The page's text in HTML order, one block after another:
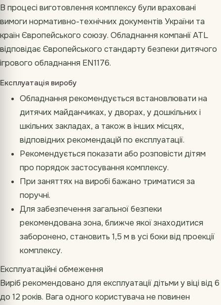
В процесі виготовлення комплексу були враховані
вимоги нормативно-технічних документів України та
країн Європейського союзу. Обладнання компанії ATL
відповідає Європейського стандарту безпеки дитячого
ігрового обладнання EN1176.
Експлуатація виробу
Обладнання рекомендується встановлювати на
дитячих майданчиках, у дворах, у дошкільних і
шкільних закладах, а також в інших місцях,
відповідних рекомендацій по експлуатації.
Рекомендується показати або розповісти дітям
про порядок застосування комплексу.
При заняттях на виробі бажано триматися за
поручні.
Для забезпечення загальної безпеки
рекомендована зона, ближче якої знаходитися
заборонено, становить 1,5 м в усі боки від проекції
комплексу.
Експлуатаційні обмеження
Виріб рекомендовано для експлуатації дітьми у віці від 6
до 12 років. Вага одного користувача не повинен